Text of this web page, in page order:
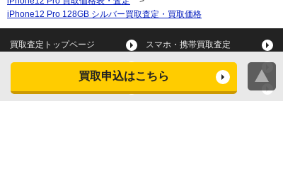
買取申込はこちら
iPhone12 Pro 128GB シルバー買取査定・買取価格
買取査定トップページ スマホ・携帯買取査定
タブレット買取査定
スマートウォッチ買取査定